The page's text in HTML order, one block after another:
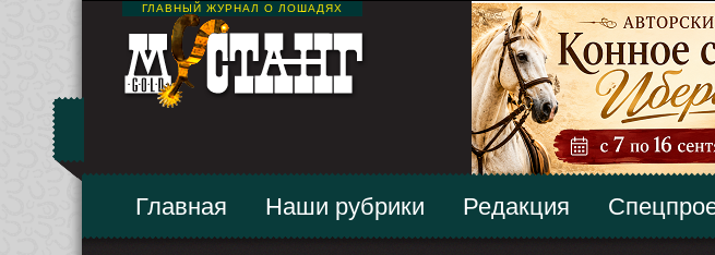
ГЛАВНЫЙ ЖУРНАЛ О ЛОШАДЯХ
Главная Наши рубрики Редакция